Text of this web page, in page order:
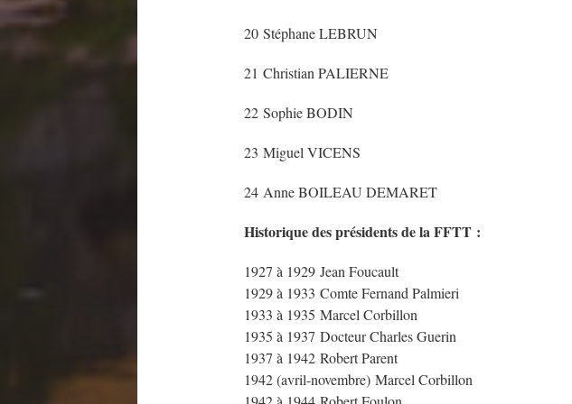
20 Stéphane LEBRUN
21 Christian PALIERNE
22 Sophie BODIN
23 Miguel VICENS
24 Anne BOILEAU DEMARET
Historique des présidents de la FFTT :
1927 à 1929 Jean Foucault
1929 à 1933 Comte Fernand Palmieri
1933 à 1935 Marcel Corbillon
1935 à 1937 Docteur Charles Guerin
1937 à 1942 Robert Parent
1942 (avril-novembre) Marcel Corbillon